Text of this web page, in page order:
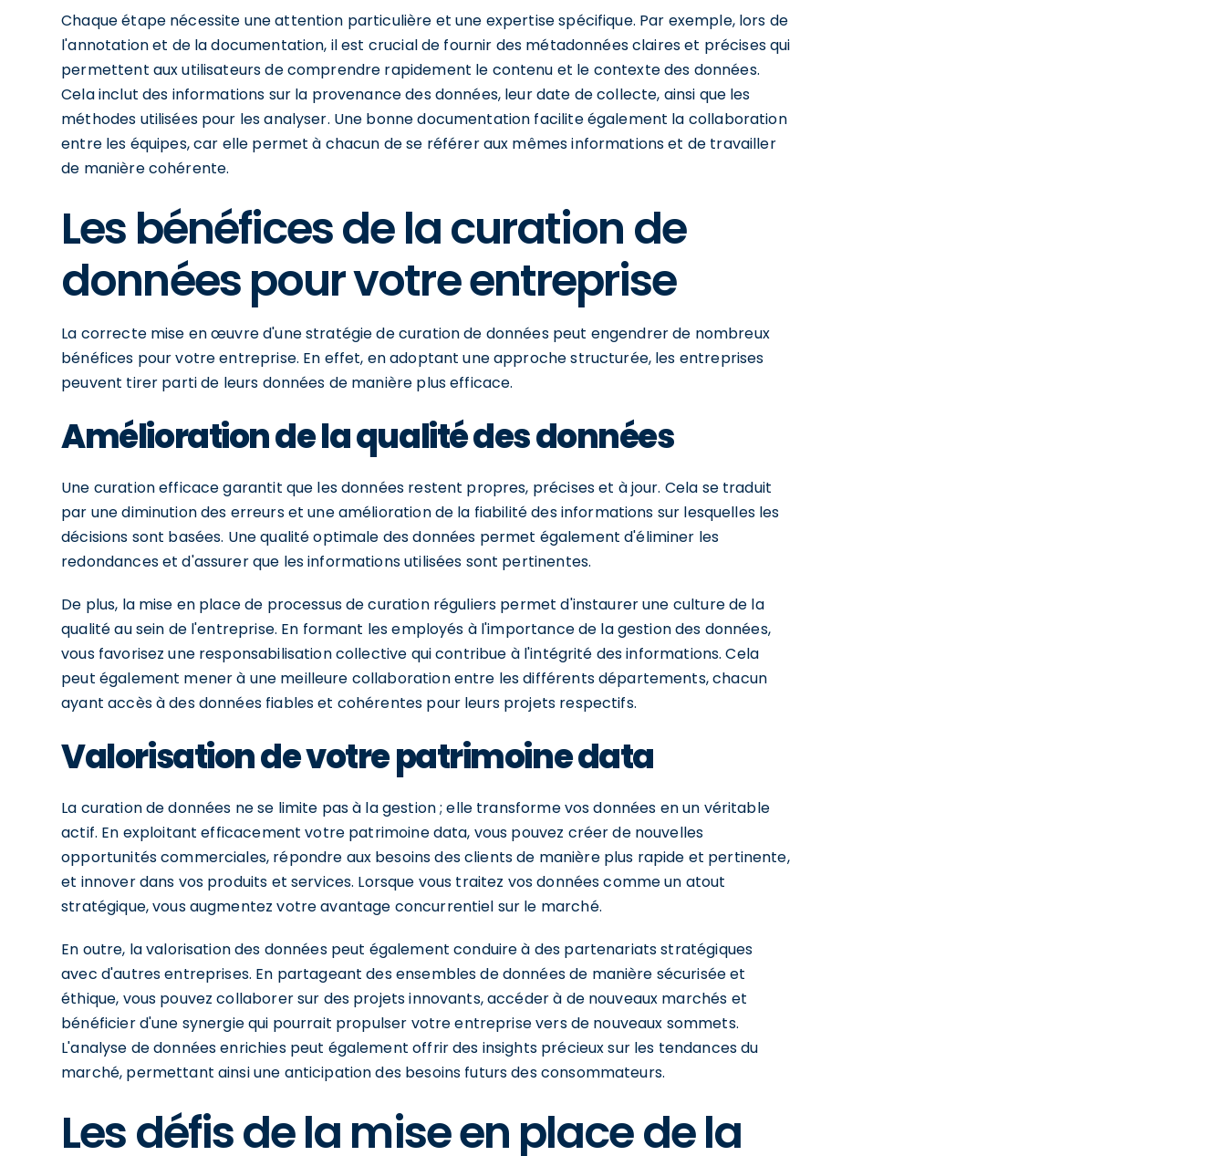
Chaque étape nécessite une attention particulière et une expertise spécifique. Par exemple, lors de
l'annotation et de la documentation, il est crucial de fournir des métadonnées claires et précises qui
permettent aux utilisateurs de comprendre rapidement le contenu et le contexte des données.
Cela inclut des informations sur la provenance des données, leur date de collecte, ainsi que les
méthodes utilisées pour les analyser. Une bonne documentation facilite également la collaboration
entre les équipes, car elle permet à chacun de se référer aux mêmes informations et de travailler
de manière cohérente.
Les bénéfices de la curation de
données pour votre entreprise
La correcte mise en œuvre d'une stratégie de curation de données peut engendrer de nombreux
bénéfices pour votre entreprise. En effet, en adoptant une approche structurée, les entreprises
peuvent tirer parti de leurs données de manière plus efficace.
Amélioration de la qualité des données
Une curation efficace garantit que les données restent propres, précises et à jour. Cela se traduit
par une diminution des erreurs et une amélioration de la fiabilité des informations sur lesquelles les
décisions sont basées. Une qualité optimale des données permet également d'éliminer les
redondances et d'assurer que les informations utilisées sont pertinentes.
De plus, la mise en place de processus de curation réguliers permet d'instaurer une culture de la
qualité au sein de l'entreprise. En formant les employés à l'importance de la gestion des données,
vous favorisez une responsabilisation collective qui contribue à l'intégrité des informations. Cela
peut également mener à une meilleure collaboration entre les différents départements, chacun
ayant accès à des données fiables et cohérentes pour leurs projets respectifs.
Valorisation de votre patrimoine data
La curation de données ne se limite pas à la gestion ; elle transforme vos données en un véritable
actif. En exploitant efficacement votre patrimoine data, vous pouvez créer de nouvelles
opportunités commerciales, répondre aux besoins des clients de manière plus rapide et pertinente,
et innover dans vos produits et services. Lorsque vous traitez vos données comme un atout
stratégique, vous augmentez votre avantage concurrentiel sur le marché.
En outre, la valorisation des données peut également conduire à des partenariats stratégiques
avec d'autres entreprises. En partageant des ensembles de données de manière sécurisée et
éthique, vous pouvez collaborer sur des projets innovants, accéder à de nouveaux marchés et
bénéficier d'une synergie qui pourrait propulser votre entreprise vers de nouveaux sommets.
L'analyse de données enrichies peut également offrir des insights précieux sur les tendances du
marché, permettant ainsi une anticipation des besoins futurs des consommateurs.
Les défis de la mise en place de la